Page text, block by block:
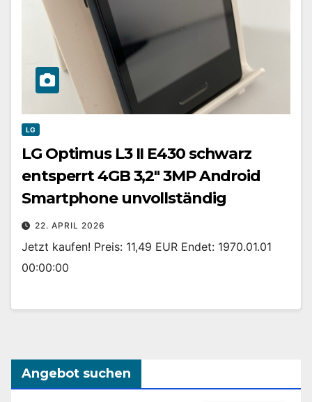
LG
LG Optimus L3 II E430 schwarz
entsperrt 4GB 3,2″ 3MP Android
Smartphone unvollständig
22. APRIL 2026
Jetzt kaufen! Preis: 11,49 EUR Endet: 1970.01.01
00:00:00
Angebot suchen